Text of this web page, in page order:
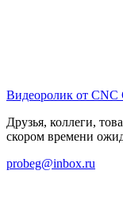
Видеоролик от CNC
Друзья, коллеги,
скором времени
probeg@inbox.ru